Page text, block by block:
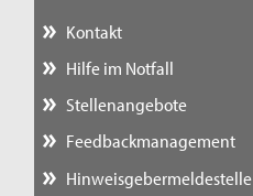
Kontakt
Hilfe im Notfall
Stellenangebote
Feedbackmanagement
Hinweisgebermeldestelle